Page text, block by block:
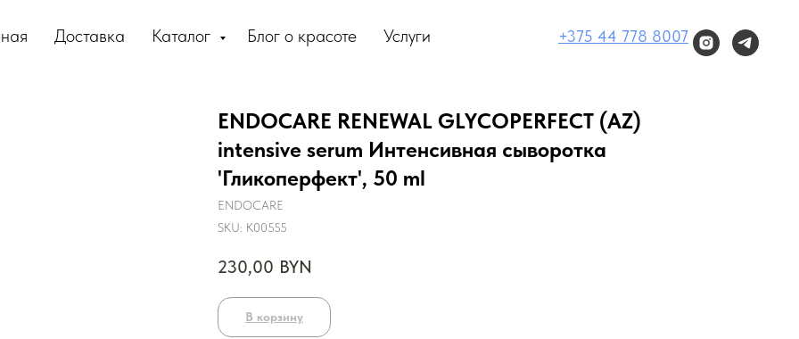
Доставка Каталог Блог о красоте Услуги +375 44 778 8007
ENDOCARE RENEWAL GLYCOPERFECT (AZ)
intensive serum Интенсивная сыворотка
'Гликоперфект', 50 ml
ENDOCARE
SKU: К00555
230,00 BYN
В корзину